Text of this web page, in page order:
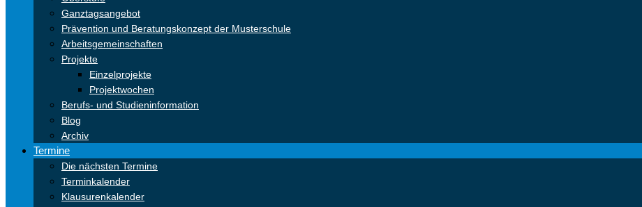
Ganztagsangebot
Prävention und Beratungskonzept der Musterschule
Arbeitsgemeinschaften
Projekte
Einzelprojekte
Projektwochen
Berufs- und Studieninformation
Blog
Archiv
Termine
Die nächsten Termine
Terminkalender
Klausurenkalender